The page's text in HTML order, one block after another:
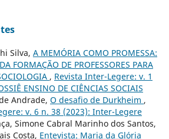
Silva, A MEMÓRIA COMO PROMESSA:
FORMAÇÃO DE PROFESSORES PARA
, Revista Inter-Legere: v. 1
ENSINO DE CIÊNCIAS SOCIAIS
Andrade, O desafio de Durkheim ,
v. 6 n. 38 (2023): Inter-Legere
Simone Cabral Marinho dos Santos,
Costa, Entevista: Maria da Glória